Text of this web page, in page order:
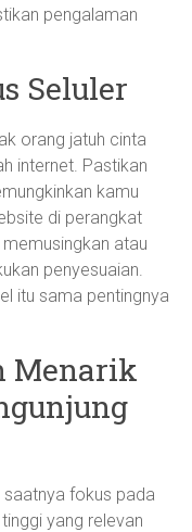
pengalaman
Seluler
orang jatuh cinta
internet. Pastikan
kamu
di perangkat
atau
penyesuaian.
itu sama pentingnya
Menarik
fokus pada
yang relevan